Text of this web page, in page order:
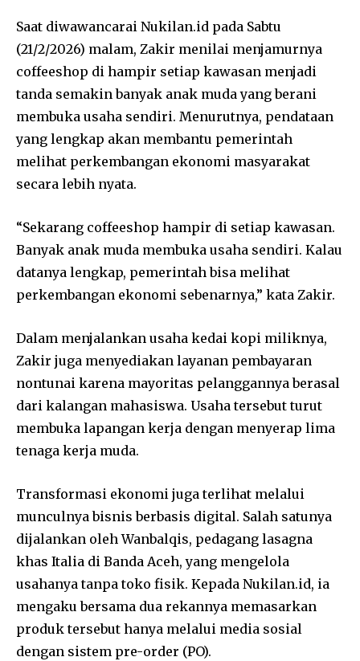
Saat diwawancarai Nukilan.id pada Sabtu
(21/2/2026) malam, Zakir menilai menjamurnya
coffeeshop di hampir setiap kawasan menjadi
tanda semakin banyak anak muda yang berani
membuka usaha sendiri. Menurutnya, pendataan
yang lengkap akan membantu pemerintah
melihat perkembangan ekonomi masyarakat
secara lebih nyata.
“Sekarang coffeeshop hampir di setiap kawasan.
Banyak anak muda membuka usaha sendiri. Kalau
datanya lengkap, pemerintah bisa melihat
perkembangan ekonomi sebenarnya,” kata Zakir.
Dalam menjalankan usaha kedai kopi miliknya,
Zakir juga menyediakan layanan pembayaran
nontunai karena mayoritas pelanggannya berasal
dari kalangan mahasiswa. Usaha tersebut turut
membuka lapangan kerja dengan menyerap lima
tenaga kerja muda.
Transformasi ekonomi juga terlihat melalui
munculnya bisnis berbasis digital. Salah satunya
dijalankan oleh Wanbalqis, pedagang lasagna
khas Italia di Banda Aceh, yang mengelola
usahanya tanpa toko fisik. Kepada Nukilan.id, ia
mengaku bersama dua rekannya memasarkan
produk tersebut hanya melalui media sosial
dengan sistem pre-order (PO).